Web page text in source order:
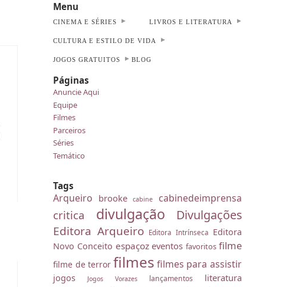
Menu
CINEMA E SÉRIES LIVROS E LITERATURA
CULTURA E ESTILO DE VIDA
JOGOS GRATUITOS BLOG
Páginas
Anuncie Aqui
Equipe
Filmes
Parceiros
Séries
Temático
Tags
Arqueiro brooke cabine cabinedeimprensa
critica divulgação Divulgações
Editora Arqueiro Editora Intrínseca Editora
Novo Conceito espaçoz eventos favoritos filme
filme de terror filmes filmes para assistir
jogos Jogos Vorazes lançamentos
literatura